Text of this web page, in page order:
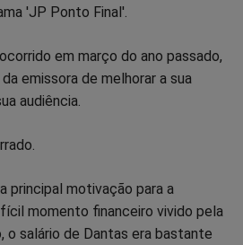
'JP Ponto Final'.
em março do ano passado,
emissora de melhorar a sua
audiência.
principal motivação para a
momento financeiro vivido pela
o salário de Dantas era bastante